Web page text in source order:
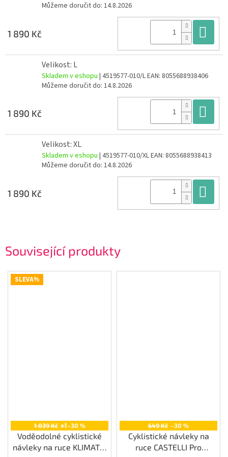
Související produkty
SLEVA%
1 039 Kč až–30 %
Voděodolné cyklistické
návleky na ruce KLIMATIK
649 Kč –30 %
Cyklistické návleky na
ruce CASTELLI Pro
Můžeme doručit do: 14.8.2026
1 890 Kč
Velikost: L
Skladem v eshopu | 4519577-010/LEAN: 8055688938406
Můžeme doručit do: 14.8.2026
1 890 Kč
Velikost: XL
Skladem v eshopu | 4519577-010/XLEAN: 8055688938413
Můžeme doručit do: 14.8.2026
1 890 Kč